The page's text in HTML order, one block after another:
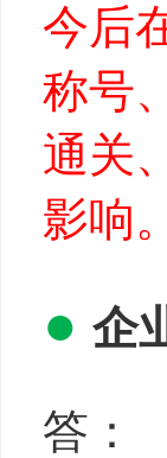
今后
称号
通关
影响。
● 企
答：